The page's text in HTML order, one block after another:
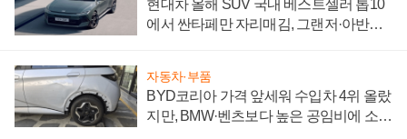
현대차 올해 SUV 국내 베스트셀러 톱10
에서 싼타페만 자리매김, 그랜저·아반떼
자동차·부품
BYD코리아 가격 앞세워 수입차 4위 올랐
지만, BMW·벤츠보다 높은 공임비에 소비